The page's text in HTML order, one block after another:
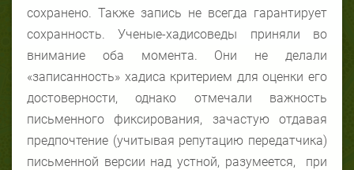
сохранено. Также запись не всегда гарантирует
сохранность. Ученые-хадисоведы приняли во
внимание оба момента. Они не делали
«записанность» хадиса критерием для оценки его
достоверности, однако отмечали важность
письменного фиксирования, зачастую отдавая
предпочтение (учитывая репутацию передатчика)
письменной версии над устной, разумеется, при